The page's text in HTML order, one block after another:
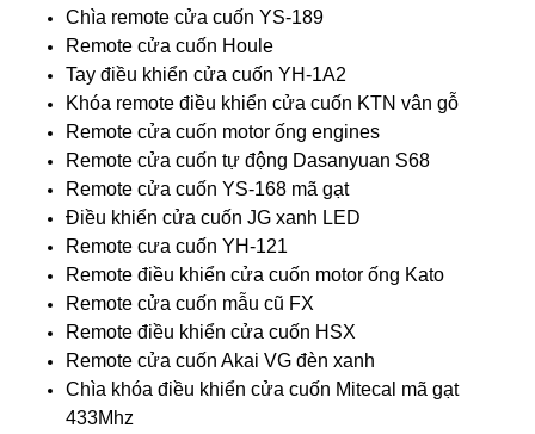
Chìa remote cửa cuốn YS-189
Remote cửa cuốn Houle
Tay điều khiển cửa cuốn YH-1A2
Khóa remote điều khiển cửa cuốn KTN vân gỗ
Remote cửa cuốn motor ống engines
Remote cửa cuốn tự động Dasanyuan S68
Remote cửa cuốn YS-168 mã gạt
Điều khiển cửa cuốn JG xanh LED
Remote cưa cuốn YH-121
Remote điều khiển cửa cuốn motor ống Kato
Remote cửa cuốn mẫu cũ FX
Remote điều khiển cửa cuốn HSX
Remote cửa cuốn Akai VG đèn xanh
Chìa khóa điều khiển cửa cuốn Mitecal mã gạt
433Mhz